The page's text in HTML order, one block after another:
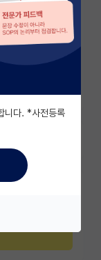
니다. *사전등록